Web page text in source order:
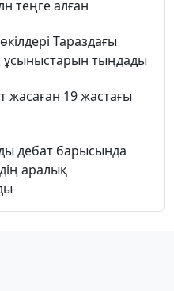
теңге алған
Тараздағы
тыңдады
жасаған 19 жастағы
дебат барысында
аралық